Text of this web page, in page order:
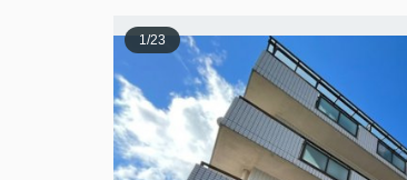
1/23